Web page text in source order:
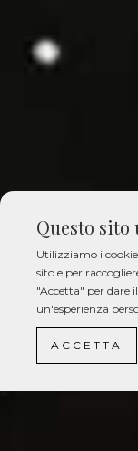
Questo
Utilizziamo i
sito e per
"Accetta" per dare
un'esperienza
ACCETTA